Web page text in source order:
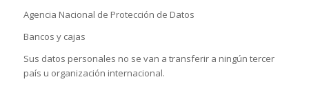
Agencia Nacional de Protección de Datos
Bancos y cajas
Sus datos personales no se van a transferir a ningún tercer
país u organización internacional.